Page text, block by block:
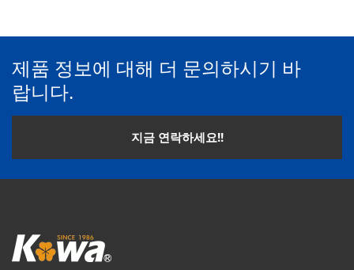
제품 정보에 대해 더 문의하시기 바
랍니다.
지금 연락하세요!!